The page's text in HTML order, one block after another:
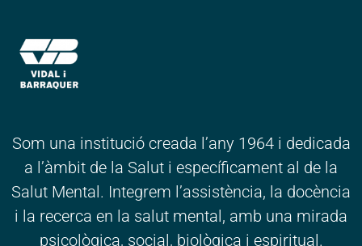
Som una institució creada l’any 1964 i dedicada
a l’àmbit de la Salut i específicament al de la
Salut Mental. Integrem l’assistència, la docència
i la recerca en la salut mental, amb una mirada
psicològica, social, biològica i espiritual.